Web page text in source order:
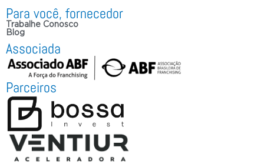
Para você, fornecedor
Trabalhe Conosco
Blog
Associada
Parceiros